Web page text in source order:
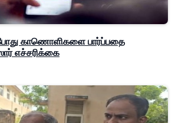
காணொளிகளை பார்ப்பதை
எச்சரிக்கை